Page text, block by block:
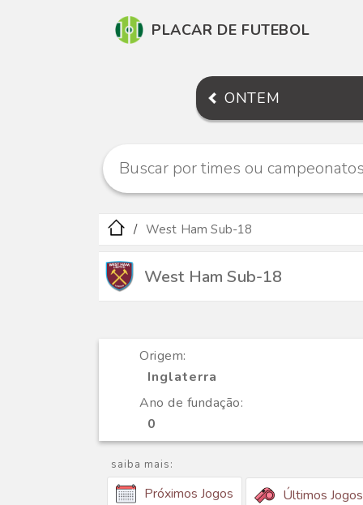
PLACAR DE FUTEBOL
ONTEM
West Ham Sub-18
West Ham Sub-18
Origem:
Inglaterra
Ano de fundação:
0
saiba mais:
Próximos Jogos Últimos Jogos